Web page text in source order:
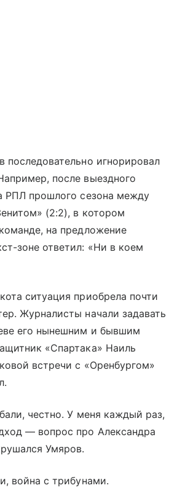
последовательно игнорировал
после выездного
РПЛ прошлого сезона между
(2:2), в котором
на предложение
зоне ответил: «Ни в коем
ситуация приобрела почти
Журналисты начали задавать
его нынешним и бывшим
«Спартака» Наиль
встречи с «Оренбургом»
честно. У меня каждый раз,
— вопрос про Александра
Умяров.
война с трибунами.